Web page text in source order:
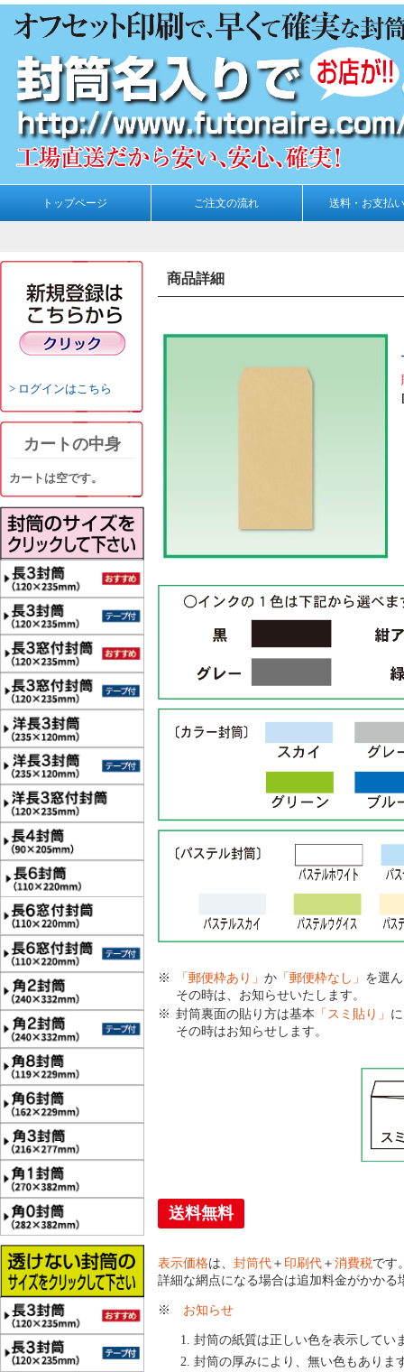
トップページ ご注文の流れ 送料・お支払
ログインはこちら
カートの中身
カートは空です。
商品詳細
「郵便枠あり」 か 「郵便枠なし」 を選
その時は、お知らせいたします。
封筒裏面の貼り方は基本 「スミ貼り」
その時はお知らせします。
送料無料
表示価格は、 封筒代 ＋ 印刷代 ＋ 消費税です
詳細な網点になる場合は追加料金がかかる
※ お知らせ
封筒の紙質は正しい色を表示してい
封筒の厚みにより、無い色もありま